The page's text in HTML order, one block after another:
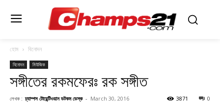
হোম বিনোদন
বিনোদন মিউজিক
সঙ্গীতের রকমফেরঃ রক সঙ্গীত
লেখক : চ্যাম্পস টোয়েন্টিওয়ান ডটকম ডেস্ক - March 30, 2016 0
3871